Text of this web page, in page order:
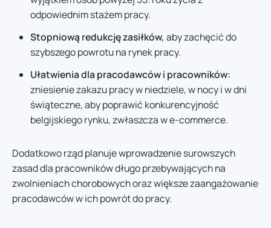
odpowiednim stażem pracy.
Stopniową redukcję zasiłków, aby zachęcić do
szybszego powrotu na rynek pracy.
Ułatwienia dla pracodawców i pracowników:
zniesienie zakazu pracy w niedziele, w nocy i w dni
świąteczne, aby poprawić konkurencyjność
belgijskiego rynku, zwłaszcza w e-commerce.
Dodatkowo rząd planuje wprowadzenie surowszych
zasad dla pracowników długo przebywających na
zwolnieniach chorobowych oraz większe zaangażowanie
pracodawców w ich powrót do pracy.